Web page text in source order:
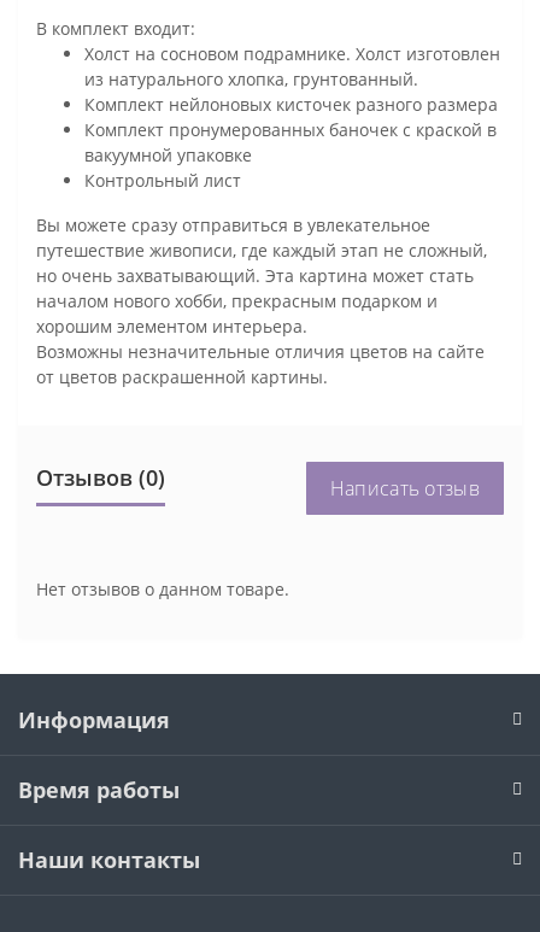
В комплект входит:
Холст на сосновом подрамнике. Холст изготовлен
из натурального хлопка, грунтованный.
Комплект нейлоновых кисточек разного размера
Комплект пронумерованных баночек с краской в
вакуумной упаковке
Контрольный лист
Вы можете сразу отправиться в увлекательное
путешествие живописи, где каждый этап не сложный,
но очень захватывающий. Эта картина может стать
началом нового хобби, прекрасным подарком и
хорошим элементом интерьера.
Возможны незначительные отличия цветов на сайте
от цветов раскрашенной картины.
Отзывов (0) Написать отзыв
Нет отзывов о данном товаре.
Информация
Время работы
Наши контакты